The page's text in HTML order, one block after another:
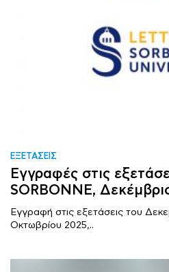
ΕΞΕΤΑΣΕΙΣ
Εγγραφές στις
SORBONNE,
Εγγραφή στις εξετάσεις του
Οκτωβρίου 2025,..